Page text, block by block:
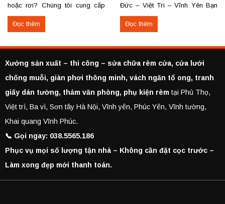
hoặc rơi? Chúng tôi cung cấp
dịch vụ thay khung và thanh
trượt rèm tận nơi, đảm bảo rèm
bền lâu. Thay khung rèm bị gãy,
cong vênh Thay hoặc sửa
Đọc thêm
Đức – Việt Trì – Vĩnh Yên Bạn
cần lắp rèm bị rơi, tháo rèm cũ
hoặc thuê thợ lắp rèm tại Hoài
Yên? Chúng tôi cung cấp dịch
vụ...
Đọc thêm
Xưởng sản xuất – thi công – sửa chữa rèm cửa, cửa lưới
chống muỗi, giàn phơi thông minh, vách ngăn tổ ong, tranh
giấy dán tường, thảm văn phòng, phụ kiện rèm tại Phú Thọ,
Việt trì, Ba vì, Sơn tây Hà Nội, Vĩnh yên, Phúc Yên, Vĩnh tường,
Khai quang Vĩnh Phúc.
📞 Gọi ngay: 038.5565.186
Phục vụ mọi số lượng tận nhà – Không cần đặt cọc trước –
Làm xong đẹp mới thanh toán.